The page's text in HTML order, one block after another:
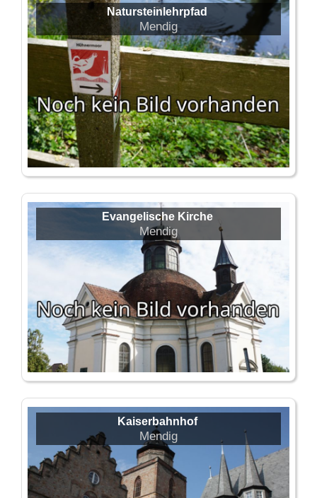
Natursteinlehrpfad
Mendig
Evangelische Kirche
Mendig
Kaiserbahnhof
Mendig